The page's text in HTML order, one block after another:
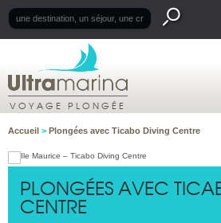
VOYAGE PLONGÉE
Accueil > Plongées avec Ticabo Diving Centre
PLONGÉES AVEC
CENTRE